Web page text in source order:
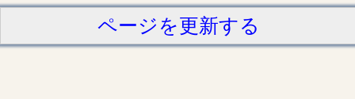
ページを更新する